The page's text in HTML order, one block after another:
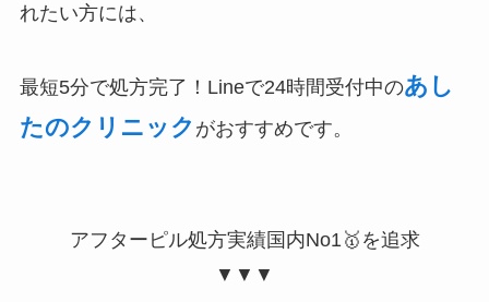
れたい方には、
最短5分で処方完了！Lineで24時間受付中のあし
たのクリニック がおすすめです。
アフターピル処方実績国内No1🥇 を追求
▼▼▼